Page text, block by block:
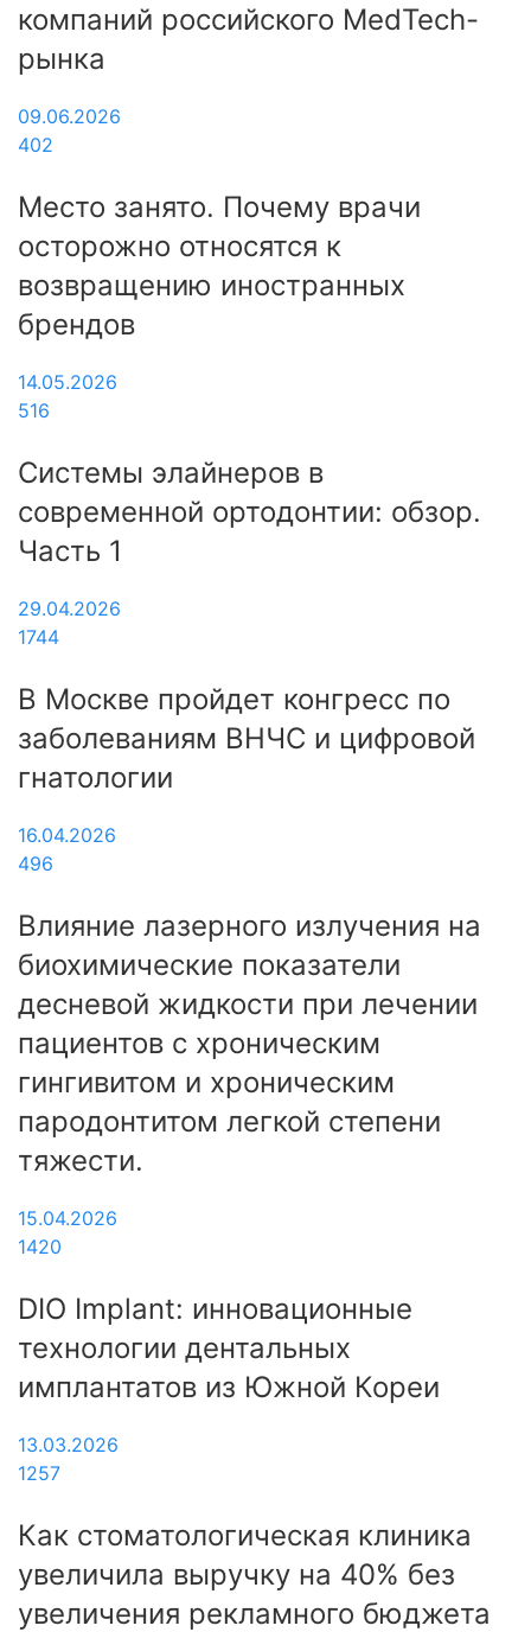
компаний российского MedTech-
рынка
09.06.2026
402
Место занято. Почему врачи
осторожно относятся к
возвращению иностранных
брендов
14.05.2026
516
Системы элайнеров в
современной ортодонтии: обзор.
Часть 1
29.04.2026
1744
В Москве пройдет конгресс по
заболеваниям ВНЧС и цифровой
гнатологии
16.04.2026
496
Влияние лазерного излучения на
биохимические показатели
десневой жидкости при лечении
пациентов с хроническим
гингивитом и хроническим
пародонтитом легкой степени
тяжести.
15.04.2026
1420
DIO Implant: инновационные
технологии дентальных
имплантатов из Южной Кореи
13.03.2026
1257
Как стоматологическая клиника
увеличила выручку на 40% без
увеличения рекламного бюджета